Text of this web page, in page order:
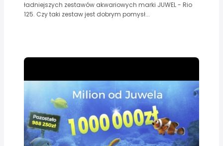
ładniejszych zestawów akwariowych marki JUWEL - Rio
125. Czy taki zestaw jest dobrym pomysł...